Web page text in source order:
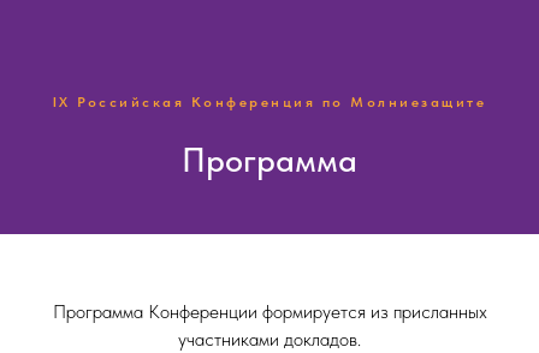
IX Российская Конференция по Молниезащите
Программа
Программа Конференции формируется из присланных
участниками докладов.